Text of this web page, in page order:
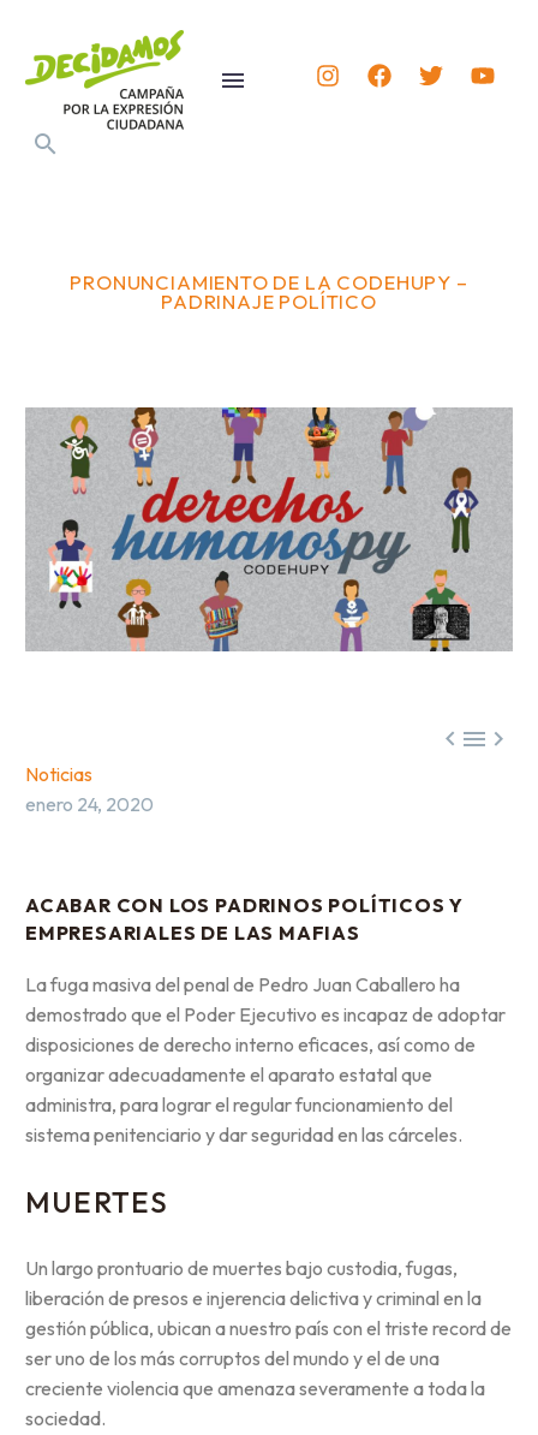
PRONUNCIAMIENTO DE LA CODEHUPY –
PADRINAJE POLÍTICO

Noticias
enero 24, 2020
ACABAR CON LOS PADRINOS POLÍTICOS Y
EMPRESARIALES DE LAS MAFIAS
La fuga masiva del penal de Pedro Juan Caballero ha
demostrado que el Poder Ejecutivo es incapaz de adoptar
disposiciones de derecho interno eficaces, así como de
organizar adecuadamente el aparato estatal que
administra, para lograr el regular funcionamiento del
sistema penitenciario y dar seguridad en las cárceles.
MUERTES
Un largo prontuario de muertes bajo custodia, fugas,
liberación de presos e injerencia delictiva y criminal en la
gestión pública, ubican a nuestro país con el triste record de
ser uno de los más corruptos del mundo y el de una
creciente violencia que amenaza severamente a toda la
sociedad.